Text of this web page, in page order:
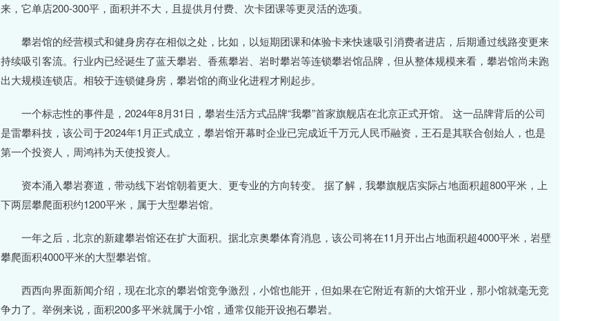
来，它单店200-300平，面积并不大，且提供月付费、次卡团课等更灵活的选项。
攀岩馆的经营模式和健身房存在相似之处，比如，以短期团课和体验卡来快速吸引消费者进店，后期通过线路变更来
持续吸引客流。行业内已经诞生了蓝天攀岩、香蕉攀岩、岩时攀岩等连锁攀岩馆品牌，但从整体规模来看，攀岩馆尚未跑
出大规模连锁店。相较于连锁健身房，攀岩馆的商业化进程才刚起步。
一个标志性的事件是，2024年8月31日，攀岩生活方式品牌“我攀”首家旗舰店在北京正式开馆。 这一品牌背后的公司
是雷攀科技，该公司于2024年1月正式成立，攀岩馆开幕时企业已完成近千万元人民币融资，王石是其联合创始人，也是
第一个投资人，周鸿祎为天使投资人。
资本涌入攀岩赛道，带动线下岩馆朝着更大、更专业的方向转变。 据了解，我攀旗舰店实际占地面积超800平米，上
下两层攀爬面积约1200平米，属于大型攀岩馆。
一年之后，北京的新建攀岩馆还在扩大面积。据北京奥攀体育消息，该公司将在11月开出占地面积超4000平米，岩壁
攀爬面积4000平米的大型攀岩馆。
西西向界面新闻介绍，现在北京的攀岩馆竞争激烈，小馆也能开，但如果在它附近有新的大馆开业，那小馆就毫无竞
争力了。举例来说，面积200多平米就属于小馆，通常仅能开设抱石攀岩。